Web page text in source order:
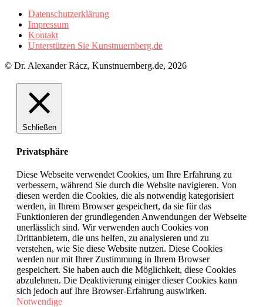
Datenschutzerklärung
Impressum
Kontakt
Unterstützen Sie Kunstnuernberg.de
© Dr. Alexander Rácz, Kunstnuernberg.de, 2026
Schließen
Privatsphäre
Diese Webseite verwendet Cookies, um Ihre Erfahrung zu
verbessern, während Sie durch die Website navigieren. Von
diesen werden die Cookies, die als notwendig kategorisiert
werden, in Ihrem Browser gespeichert, da sie für das
Funktionieren der grundlegenden Anwendungen der Webseite
unerlässlich sind. Wir verwenden auch Cookies von
Drittanbietern, die uns helfen, zu analysieren und zu
verstehen, wie Sie diese Website nutzen. Diese Cookies
werden nur mit Ihrer Zustimmung in Ihrem Browser
gespeichert. Sie haben auch die Möglichkeit, diese Cookies
abzulehnen. Die Deaktivierung einiger dieser Cookies kann
sich jedoch auf Ihre Browser-Erfahrung auswirken.
Notwendige